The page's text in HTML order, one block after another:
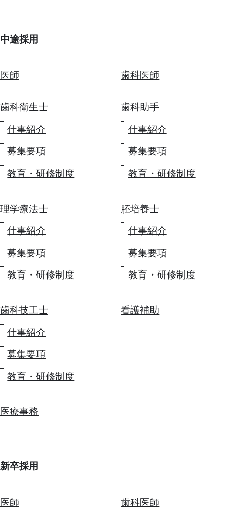
中途採用
医師 歯科医師
歯科衛生士
仕事紹介
募集要項
教育・研修制度
歯科助手
仕事紹介
募集要項
教育・研修制度
理学療法士
仕事紹介
募集要項
教育・研修制度
胚培養士
仕事紹介
募集要項
教育・研修制度
歯科技工士
仕事紹介
募集要項
教育・研修制度
看護補助
医療事務
新卒採用
医師 歯科医師